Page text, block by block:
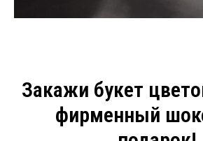
Закажи букет
фирменный